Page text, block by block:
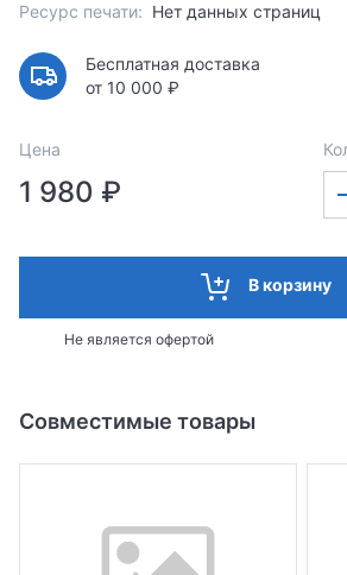
Ресурс печати: Нет данных страниц
Бесплатная доставка
от 10 000 ₽
Цена
1 980 ₽
В корзину
Не является офертой
Совместимые товары